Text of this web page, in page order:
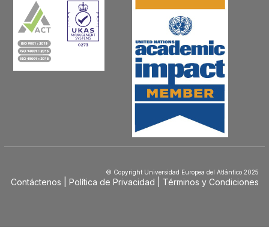
© Copyright Universidad Europea del Atlántico 2025
Contáctenos Política de Privacidad Términos y Condiciones